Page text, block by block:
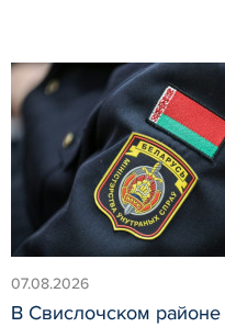
07.08.2026
В Свислочском